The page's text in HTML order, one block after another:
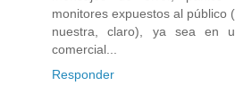
monitores expuestos al público
nuestra, claro), ya sea en
comercial...
Responder